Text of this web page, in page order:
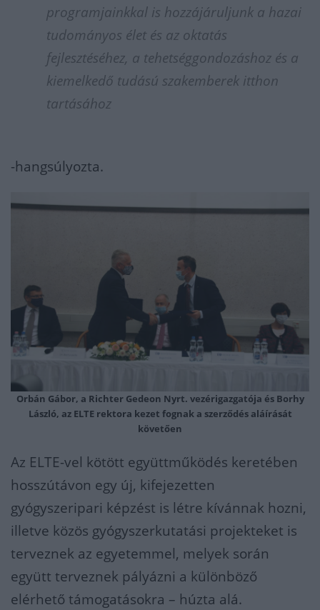
programjainkkal is hozzájáruljunk a hazai
tudományos élet és az oktatás
fejlesztéséhez, a tehetséggondozáshoz és a
kiemelkedő tudású szakemberek itthon
tartásához
-hangsúlyozta.
Orbán Gábor, a Richter Gedeon Nyrt. vezérigazgatója és Borhy
László, az ELTE rektora kezet fognak a szerződés aláírását
követően
Az ELTE-vel kötött együttműködés keretében
hosszútávon egy új, kifejezetten
gyógyszeripari képzést is létre kívánnak hozni,
illetve közös gyógyszerkutatási projekteket is
terveznek az egyetemmel, melyek során
együtt terveznek pályázni a különböző
elérhető támogatásokra – húzta alá.